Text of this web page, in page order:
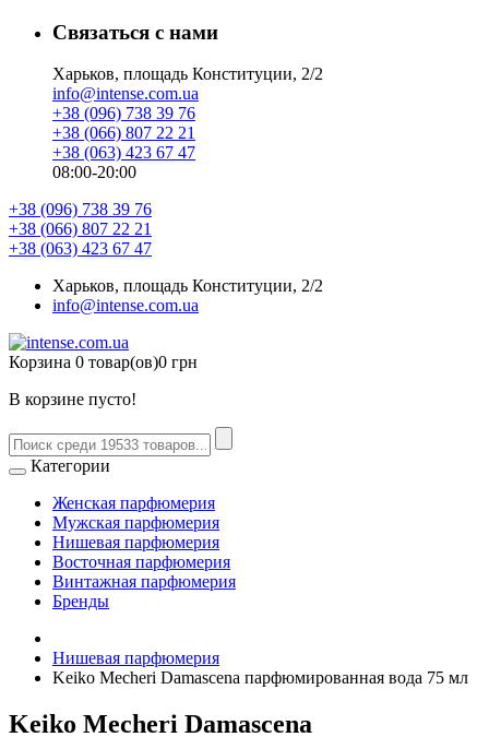
Связаться с нами
Харьков, площадь Конституции, 2/2
info@intense.com.ua
+38 (096) 738 39 76
+38 (066) 807 22 21
+38 (063) 423 67 47
08:00-20:00
+38 (096) 738 39 76
+38 (066) 807 22 21
+38 (063) 423 67 47
Харьков, площадь Конституции, 2/2
info@intense.com.ua
Корзина 0 товар(ов)0 грн
В корзине пусто!
Категории
Женская парфюмерия
Мужская парфюмерия
Нишевая парфюмерия
Восточная парфюмерия
Винтажная парфюмерия
Бренды
Нишевая парфюмерия
Keiko Mecheri Damascena парфюмированная вода 75 мл
Keiko Mecheri Damascena